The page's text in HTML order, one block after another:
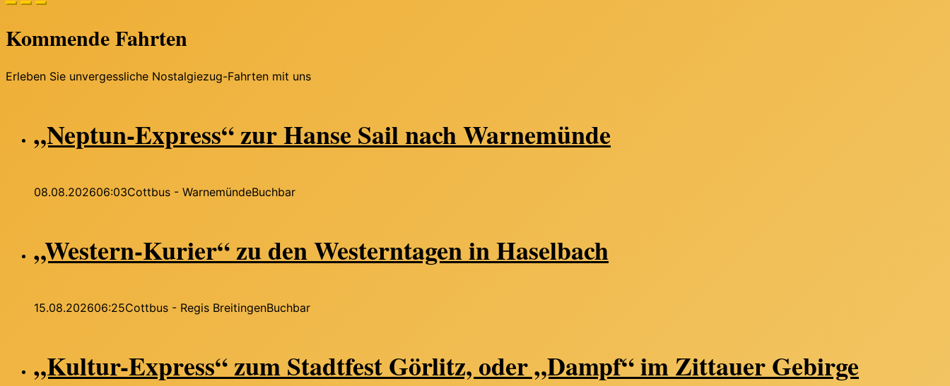
Kommende Fahrten
Erleben Sie unvergessliche Nostalgiezug-Fahrten mit uns
„Neptun-Express“ zur Hanse Sail nach Warnemünde
08.08.202606:03Cottbus - WarnemündeBuchbar
„Western-Kurier“ zu den Westerntagen in Haselbach
15.08.202606:25Cottbus - Regis BreitingenBuchbar
„Kultur-Express“ zum Stadtfest Görlitz, oder „Dampf“ im Zittauer Gebirge